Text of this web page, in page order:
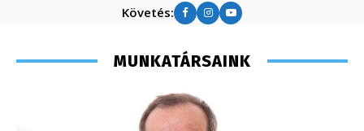
Követés:
MUNKATÁRSAINK